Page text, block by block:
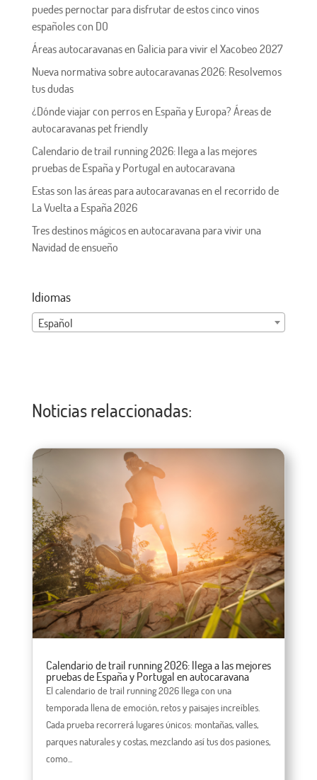
puedes pernoctar para disfrutar de estos cinco vinos
españoles con DO
Áreas autocaravanas en Galicia para vivir el Xacobeo 2027
Nueva normativa sobre autocaravanas 2026: Resolvemos
tus dudas
¿Dónde viajar con perros en España y Europa? Áreas de
autocaravanas pet friendly
Calendario de trail running 2026: llega a las mejores
pruebas de España y Portugal en autocaravana
Estas son las áreas para autocaravanas en el recorrido de
La Vuelta a España 2026
Tres destinos mágicos en autocaravana para vivir una
Navidad de ensueño
Idiomas
Español
Noticias relaccionadas:
Calendario de trail running 2026: llega a las mejores
pruebas de España y Portugal en autocaravana
El calendario de trail running 2026 llega con una
temporada llena de emoción, retos y paisajes increíbles.
Cada prueba recorrerá lugares únicos: montañas, valles,
parques naturales y costas, mezclando así tus dos pasiones,
como...